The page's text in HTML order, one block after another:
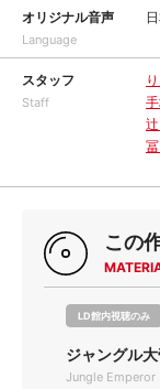
オリジナル音声
Language
スタッフ
Staff
この
LD館内視聴のみ
ジャングル大
Jungle Emperor